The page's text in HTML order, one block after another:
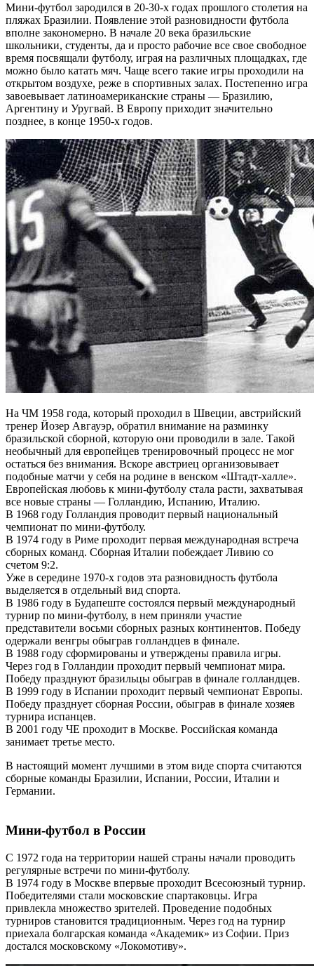
Мини-футбол зародился в 20-30-х годах прошлого столетия на
пляжах Бразилии. Появление этой разновидности футбола
вполне закономерно. В начале 20 века бразильские
школьники, студенты, да и просто рабочие все свое свободное
время посвящали футболу, играя на различных площадках, где
можно было катать мяч. Чаще всего такие игры проходили на
открытом воздухе, реже в спортивных залах. Постепенно игра
завоевывает латиноамериканские страны — Бразилию,
Аргентину и Уругвай. В Европу приходит значительно
позднее, в конце 1950-х годов.
На ЧМ 1958 года, который проходил в Швеции, австрийский
тренер Йозер Авгауэр, обратил внимание на разминку
бразильской сборной, которую они проводили в зале. Такой
необычный для европейцев тренировочный процесс не мог
остаться без внимания. Вскоре австриец организовывает
подобные матчи у себя на родине в венском «Штадт-халле».
Европейская любовь к мини-футболу стала расти, захватывая
все новые страны — Голландию, Испанию, Италию.
В 1968 году Голландия проводит первый национальный
чемпионат по мини-футболу.
В 1974 году в Риме проходит первая международная встреча
сборных команд. Сборная Италии побеждает Ливию со
счетом 9:2.
Уже в середине 1970-х годов эта разновидность футбола
выделяется в отдельный вид спорта.
В 1986 году в Будапеште состоялся первый международный
турнир по мини-футболу, в нем приняли участие
представители восьми сборных разных континентов. Победу
одержали венгры обыграв голландцев в финале.
В 1988 году сформированы и утверждены правила игры.
Через год в Голландии проходит первый чемпионат мира.
Победу празднуют бразильцы обыграв в финале голландцев.
В 1999 году в Испании проходит первый чемпионат Европы.
Победу празднует сборная России, обыграв в финале хозяев
турнира испанцев.
В 2001 году ЧЕ проходит в Москве. Российская команда
занимает третье место.
В настоящий момент лучшими в этом виде спорта считаются
сборные команды Бразилии, Испании, России, Италии и
Германии.
Мини-футбол в России
С 1972 года на территории нашей страны начали проводить
регулярные встречи по мини-футболу.
В 1974 году в Москве впервые проходит Всесоюзный турнир.
Победителями стали московские спартаковцы. Игра
привлекла множество зрителей. Проведение подобных
турниров становится традиционным. Через год на турнир
приехала болгарская команда «Академик» из Софии. Приз
достался московскому «Локомотиву».